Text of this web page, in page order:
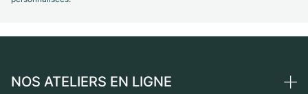
NOS ATELIERS EN LIGNE